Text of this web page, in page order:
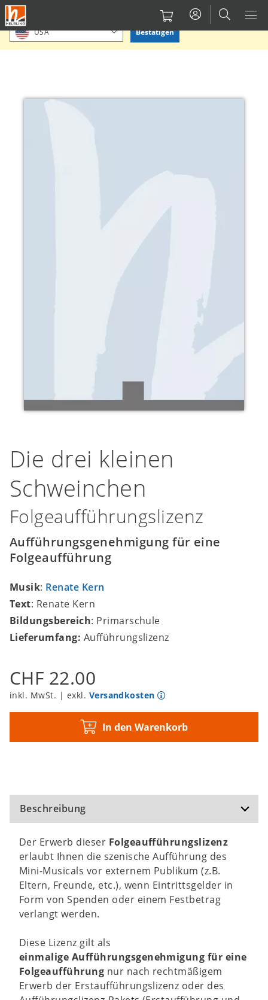
Direkt
zum
Inhalt
Bitte Standort bestätigen oder einen anderen auswählen.
USA Bestätigen
Die drei kleinen
Schweinchen
Folgeaufführungslizenz
Aufführungsgenehmigung für eine
Folgeaufführung
Musik: Renate Kern
Text: Renate Kern
Bildungsbereich: Primarschule
Lieferumfang: Aufführungslizenz
CHF 22.00
inkl. MwSt. | exkl. Versandkosten
In den Warenkorb
Beschreibung
Der Erwerb dieser Folgeaufführungslizenz
erlaubt Ihnen die szenische Aufführung des
Mini-Musicals vor externem Publikum (z.B.
Eltern, Freunde, etc.), wenn Eintrittsgelder in
Form von Spenden oder einem Festbetrag
verlangt werden.
Diese Lizenz gilt als
einmalige Aufführungsgenehmigung für eine
Folgeaufführung nur nach rechtmäßigem
Erwerb der Erstaufführungslizenz oder des